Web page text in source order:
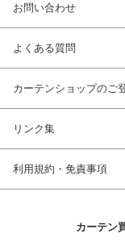
お問い合わせ
よくある質問
カーテンショップのご
リンク集
利用規約・免責事項
カーテン